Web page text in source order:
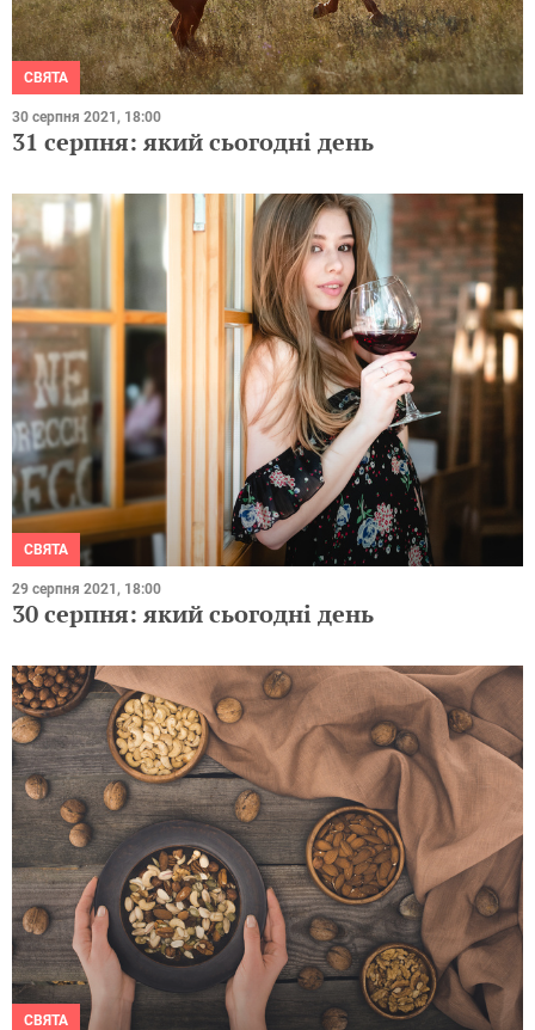
СВЯТА
30 серпня 2021, 18:00
31 серпня: який сьогодні день
СВЯТА
29 серпня 2021, 18:00
30 серпня: який сьогодні день
СВЯТА